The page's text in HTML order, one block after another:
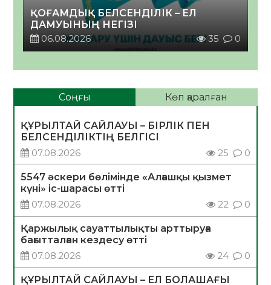
ҚОҒАМДЫҚ БЕЛСЕНДІЛІК – ЕЛ
ДАМУЫНЫҢ НЕГІЗІ
06.08.2026
35 0
Соңғы Көп қаралған
ҚҰРЫЛТАЙ САЙЛАУЫ – БІРЛІК ПЕН
БЕЛСЕНДІЛІКТІҢ БЕЛГІСІ
07.08.2026
25 0
5547 әскери бөлімінде «Алғашқы қызмет
күні» іс-шарасы өтті
07.08.2026
22 0
Қаржылық сауаттылықты арттыруға
бағытталған кездесу өтті
07.08.2026
24 0
ҚҰРЫЛТАЙ САЙЛАУЫ – ЕЛ БОЛАШАҒЫ